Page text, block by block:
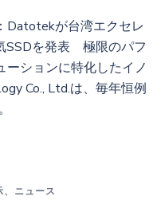
Datotekが台湾エクセレ
SSDを発表 極限のパフ
ーションに特化したイノ
Co., Ltd.は、毎年恒例
、 ニュース